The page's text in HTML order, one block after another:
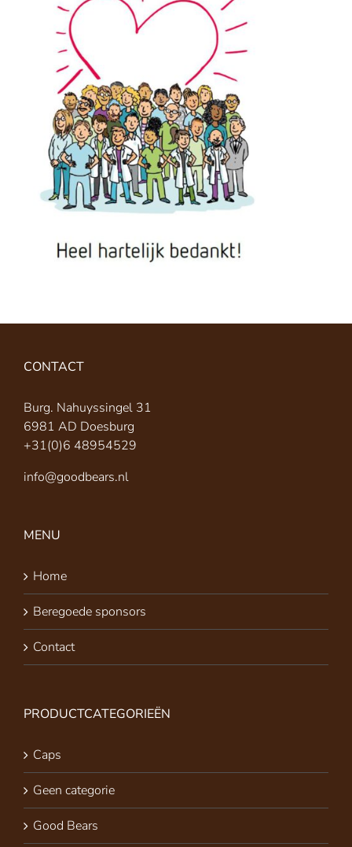
CONTACT
Burg. Nahuyssingel 31
6981 AD Doesburg
+31(0)6 48954529
info@goodbears.nl
MENU
Home
Beregoede sponsors
Contact
PRODUCTCATEGORIEËN
Caps
Geen categorie
Good Bears